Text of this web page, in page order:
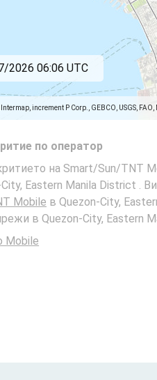
increment P Corp., GEBCO, USGS,
2026 06:06 UTC
по оператор
на Smart/Sun/TNT
Eastern Manila District .
Mobile в Quezon-City,
в Quezon-City, Eastern
Mobile